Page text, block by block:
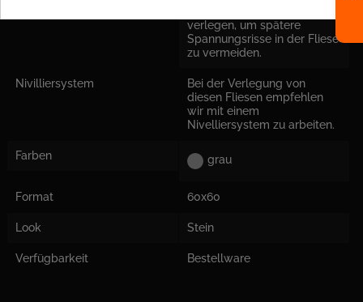
verlegen, um spätere
Spannungsrisse in der Fliese
zu vermeiden.
Nivilliersystem
Bei der Verlegung von
diesen Fliesen empfehlen
wir mit einem
Nivelliersystem zu arbeiten.
Farben grau
Format 60x60
Look Stein
Verfügbarkeit Bestellware